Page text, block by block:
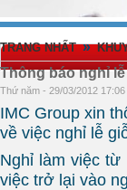
TRANG NHẤT »
Thông báo nghỉ
Thứ năm - 29/03/2012 17:06
IMC Group xin
về việc nghỉ lễ
Nghỉ làm việc từ
việc trở lại vào